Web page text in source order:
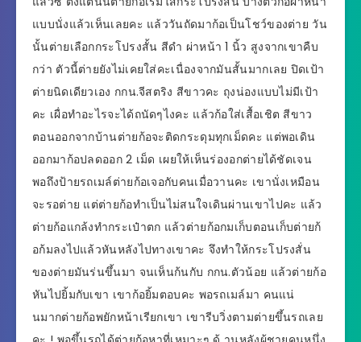
แบบนั่งแล้วเห็นเลยคะ แล้ววันถัดมาก้อเป็นโชว์ของต่าย วัน
นั้นต่ายเลือกกระโปรงสั้น สีดำ ผ่าหน้า 1 นิ้ว สูงจากเขาคืบ
กว่า ตัวนี้ต่ายยังไม่เคยใส่คะเนื่องจากมันสั้นมากเลย ปิดเป้า
ต่ายนิดเดียวเอง กกน.จีสตริง สีขาวคะ ถุงน่องแบบไม่มีเป้า
คะ เผื่อทำอะไรจะได้ถนัดๆไงคะ แล้วก้อใส่เสื้อเชิต สีขาว
ตอนออกจากบ้านต่ายก้อจะติดกระดุมทุกเม็ดคะ แต่พอเดิน
ออกมาก้อปลดออก 2 เม็ด เผยให้เห็นร่องอกต่ายได้ชัดเจน
พอถึงป้ายรถเมล์ต่ายก้อเจอกับคนเมื่อวานคะ เขานั่งเหมือน
จะรอต่าย แต่ต่ายก้อทำเป็นไม่สนใจเดินผ่านเขาไปคะ แล้ว
ต่ายก้อแกล้งทำกระเป๋าตก แล้วต่ายก้อกมเก็บตอนเก็บต่ายก้
อก้มลงไปแล้วหันหลังไปทางเขาคะ จึงทำให้กระโปรงสั่น
ของต่ายมันร่นขึ้นมา จนเห็นก้นกับ กกน.ตัวน้อย แล้วต่ายก้อ
หันไปยิ้มกับเขา เขาก้อยิ้มตอบคะ พอรถเมล์มา คนแน่
นมากต่ายก้อพยักหน้าเรียกเขา เขารีบวิ่งตามต่ายขึ้นรถเลย